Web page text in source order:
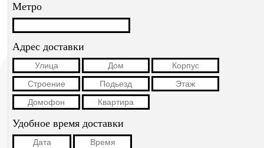
Метро
Адрес доставки
Удобное время доставки